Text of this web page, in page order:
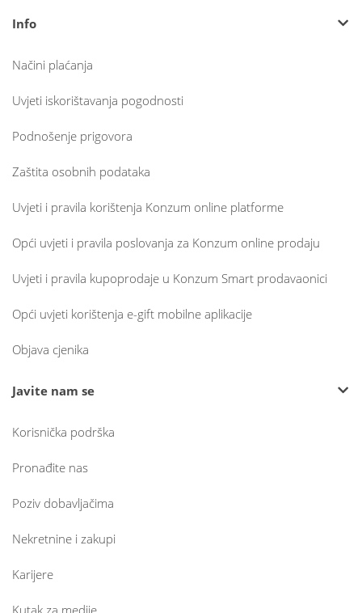
Info
Načini plaćanja
Uvjeti iskorištavanja pogodnosti
Podnošenje prigovora
Zaštita osobnih podataka
Uvjeti i pravila korištenja Konzum online platforme
Opći uvjeti i pravila poslovanja za Konzum online prodaju
Uvjeti i pravila kupoprodaje u Konzum Smart prodavaonici
Opći uvjeti korištenja e-gift mobilne aplikacije
Objava cjenika
Javite nam se
Korisnička podrška
Pronađite nas
Poziv dobavljačima
Nekretnine i zakupi
Karijere